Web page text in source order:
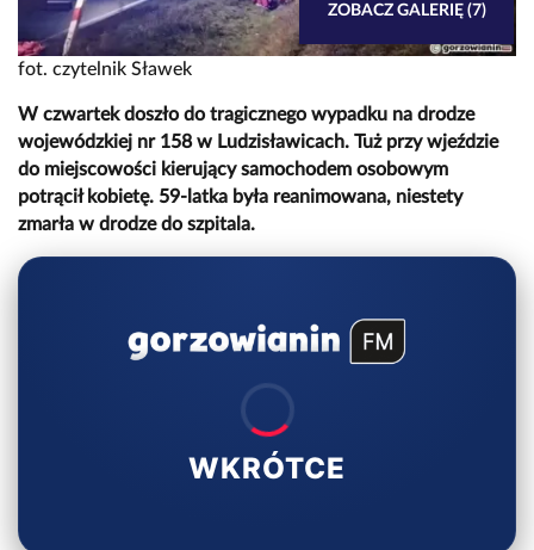
fot. czytelnik Sławek
ZOBACZ GALERIĘ (7)
W czwartek doszło do tragicznego wypadku na drodze
wojewódzkiej nr 158 w Ludzisławicach. Tuż przy wjeździe
do miejscowości kierujący samochodem osobowym
potrącił kobietę. 59-latka była reanimowana, niestety
zmarła w drodze do szpitala.
WKRÓTCE